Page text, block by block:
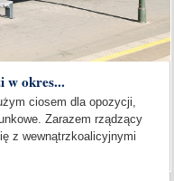
w okres...
ciosem dla opozycji,
Zarazem rządzący
z wewnątrzkoalicyjnymi